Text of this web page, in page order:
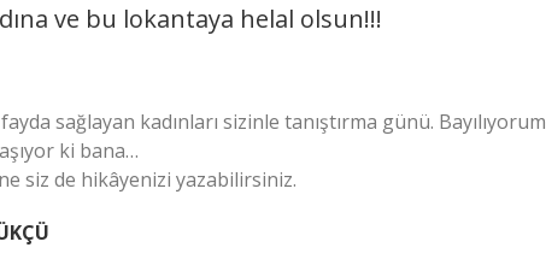
ve bu lokantaya helal olsun!!!
sağlayan kadınları sizinle tanıştırma günü. Bayılıyorum
ki bana…
siz de hikâyenizi yazabilirsiniz.